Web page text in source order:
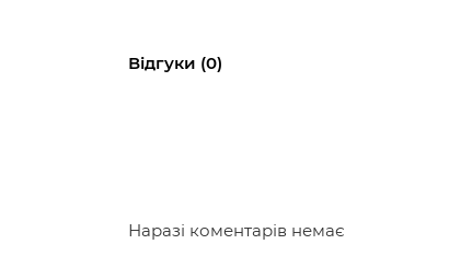
Відгуки (0)
Наразі коментарів немає